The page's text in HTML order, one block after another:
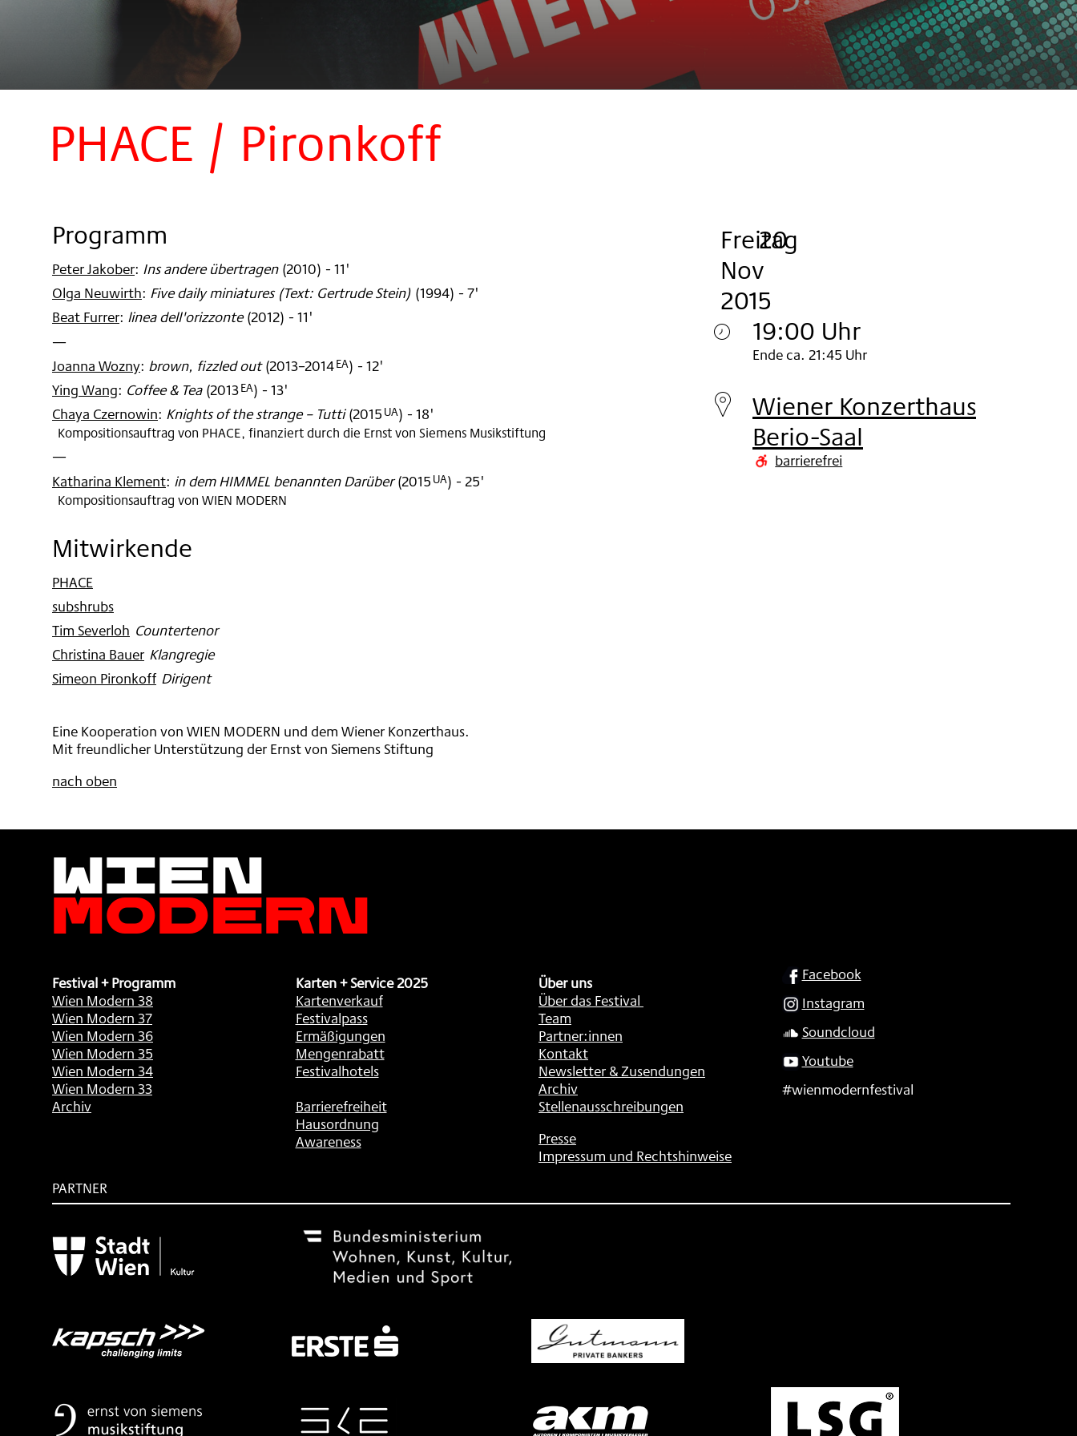
PHACE / Pironkoff
Freitag
, 20
.
Nov
2015
.
19:00 Uhr
Freitag
20.
Nov
2015
Ende ca. 21:45 Uhr
Wiener Konzerthaus
Berio-Saal
barrierefrei
Programm
Peter Jakober: Ins andere übertragen (2010) - 11'
Olga Neuwirth: Five daily miniatures (Text: Gertrude Stein) (1994) - 7'
Beat Furrer: linea dell'orizzonte (2012) - 11'
—
Joanna Wozny: brown, fizzled out (2013–2014EA) - 12'
Ying Wang: Coffee & Tea (2013EA) - 13'
Chaya Czernowin: Knights of the strange – Tutti (2015UA) - 18'
Kompositionsauftrag von PHACE, finanziert durch die Ernst von Siemens Musikstiftung
—
Katharina Klement: in dem HIMMEL benannten Darüber (2015UA) - 25'
Kompositionsauftrag von WIEN MODERN
Mitwirkende
PHACE
subshrubs
Tim Severloh: Countertenor
Christina Bauer
: Klangregie
Simeon Pironkoff
: Dirigent
Eine Kooperation von WIEN MODERN und dem Wiener Konzerthaus.
Mit freundlicher Unterstützung der Ernst von Siemens Stiftung
nach oben
Wien
Modern
Festival + Programm
Wien Modern 38
Wien Modern 37
Wien Modern 36
Wien Modern 35
Wien Modern 34
Wien Modern 33
Archiv
Karten + Service 2025
Kartenverkauf
Festivalpass
Ermäßigungen
Mengenrabatt
Festivalhotels
Barrierefreiheit
Hausordnung
Awareness
Über uns
Über das Festival
Team
Partner:innen
Kontakt
Newsletter & Zusendungen
Archiv
Stellenausschreibungen
Presse
Impressum und Rechtshinweise
SOCIAL
Facebook
Instagram
Soundcloud
Youtube
#wienmodernfestival
PARTNER
freundlicher
Unterstützung